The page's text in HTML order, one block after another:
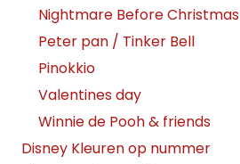
Nightmare Before Christmas
Peter pan / Tinker Bell
Pinokkio
Valentines day
Winnie de Pooh & friends
Disney Kleuren op nummer